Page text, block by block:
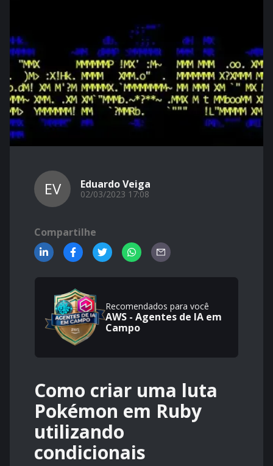
EV Eduardo Veiga
02/03/2023 17:08
Compartilhe
Recomendados para você
AWS - Agentes de IA em
Campo
Como criar uma luta
Pokémon em Ruby
utilizando
condicionais